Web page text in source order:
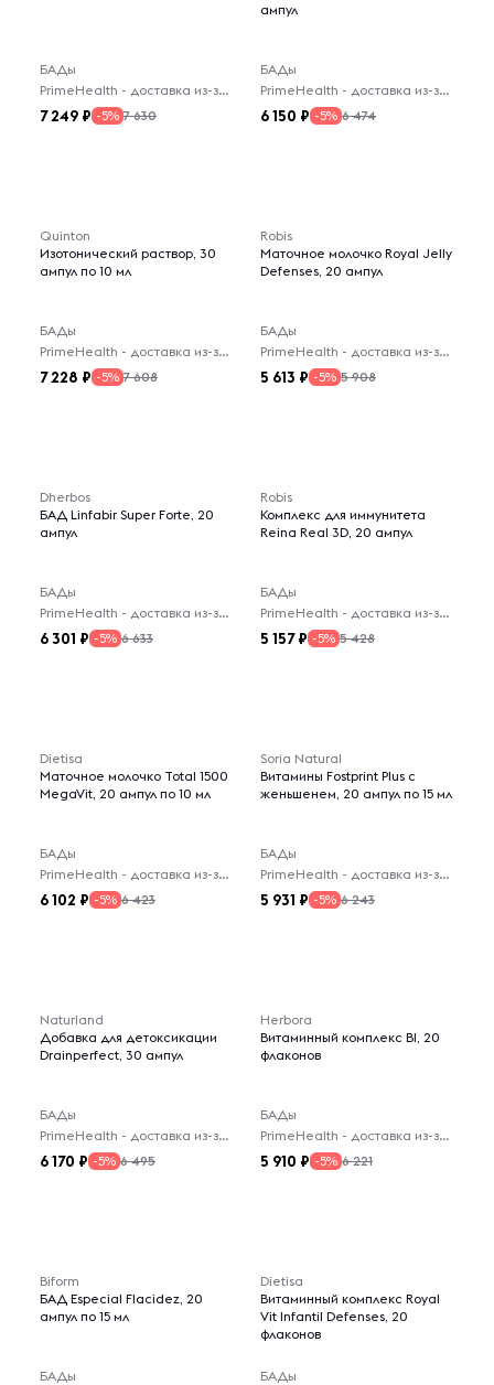
БАДы
PrimeHealth - доставка из-за рубежа
7 249 -5% 7 630
ампул
БАДы
PrimeHealth - доставка из-за рубежа
6 150 -5% 6 474
Quinton
Изотонический раствор, 30
ампул по 10 мл
БАДы
PrimeHealth - доставка из-за рубежа
7 228 -5% 7 608
Robis
Маточное молочко Royal Jelly
Defenses, 20 ампул
БАДы
PrimeHealth - доставка из-за рубежа
5 613 -5% 5 908
Dherbos
БАД Linfabir Super Forte, 20
ампул
БАДы
PrimeHealth - доставка из-за рубежа
6 301 -5% 6 633
Robis
Комплекс для иммунитета
Reina Real 3D, 20 ампул
БАДы
PrimeHealth - доставка из-за рубежа
5 157 -5% 5 428
Dietisa
Маточное молочко Total 1500
MegaVit, 20 ампул по 10 мл
БАДы
PrimeHealth - доставка из-за рубежа
6 102 -5% 6 423
Soria Natural
Витамины Fostprint Plus с
женьшенем, 20 ампул по 15 мл
БАДы
PrimeHealth - доставка из-за рубежа
5 931 -5% 6 243
Naturland
Добавка для детоксикации
Drainperfect, 30 ампул
БАДы
PrimeHealth - доставка из-за рубежа
6 170 -5% 6 495
Herbora
Витаминный комплекс BI, 20
флаконов
БАДы
PrimeHealth - доставка из-за рубежа
5 910 -5% 6 221
Biform
БАД Especial Flacidez, 20
ампул по 15 мл
БАДы
Dietisa
Витаминный комплекс Royal
Vit Infantil Defenses, 20
флаконов
БАДы